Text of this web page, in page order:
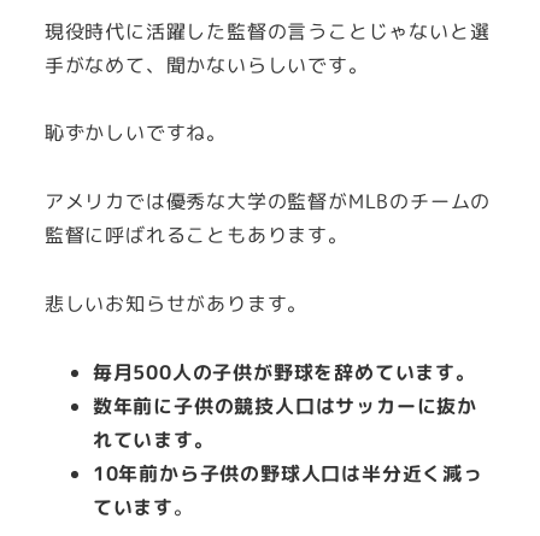
現役時代に活躍した監督の言うことじゃないと選
手がなめて、聞かないらしいです。
恥ずかしいですね。
アメリカでは優秀な大学の監督がMLBのチームの
監督に呼ばれることもあります。
悲しいお知らせがあります。
毎月500人の子供が野球を辞めています。
数年前に子供の競技人口はサッカーに抜か
れています。
10年前から子供の野球人口は半分近く減っ
ています。